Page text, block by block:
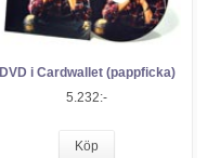
DVD i Cardwallet (pappficka)
5.232:-
Köp